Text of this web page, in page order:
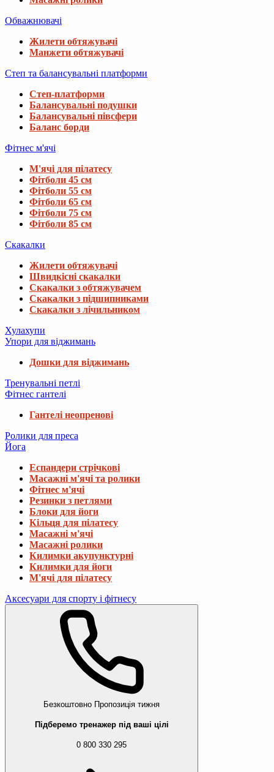
Обважнювачі
Жилети обтяжувачі
Манжети обтяжувачі
Степ та балансувальні платформи
Степ-платформи
Балансувальні подушки
Балансувальні півсфери
Баланс борди
Фітнес м'ячі
М'ячі для пілатесу
Фітболи 45 см
Фітболи 55 см
Фітболи 65 см
Фітболи 75 см
Фітболи 85 см
Скакалки
Жилети обтяжувачі
Швидкісні скакалки
Скакалки з обтяжувачем
Скакалки з підшипниками
Скакалки з лічильником
Хулахупи
Упори для віджимань
Дошки для віджимань
Тренувальні петлі
Фітнес гантелі
Гантелі неопренові
Ролики для преса
Йога
Еспандери стрічкові
Масажні м'ячі та ролики
Фітнес м'ячі
Резинки з петлями
Блоки для йоги
Кільця для пілатесу
Масажні м'ячі
Масажні ролики
Килимки акупунктурні
Килимки для йоги
М'ячі для пілатесу
Аксесуари для спорту і фітнесу
Безкоштовно Пропозиція тижня
Підберемо тренажер під ваші цілі
0 800 330 295